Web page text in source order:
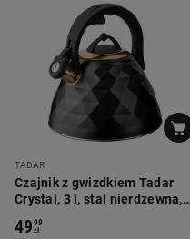
TADAR
Czajnik z gwizdkiem Tadar
Crystal, 3 l, stal nierdzewna,
4999
zł